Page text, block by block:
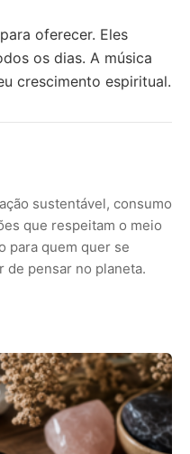
oferecer. Eles
os dias. A música
crescimento espiritual.
sustentável, consumo
que respeitam o meio
para quem quer se
de pensar no planeta.